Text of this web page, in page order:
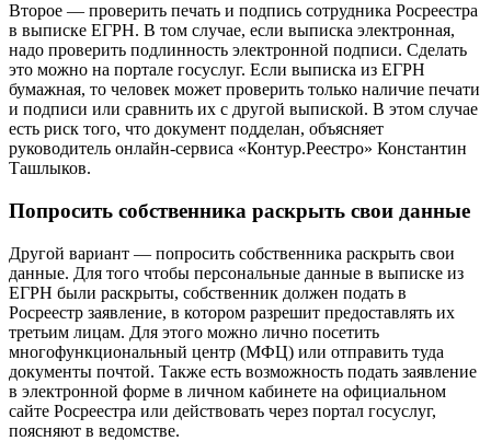
Второе — проверить печать и подпись сотрудника Росреестра
в выписке ЕГРН. В том случае, если выписка электронная,
надо проверить подлинность электронной подписи. Сделать
это можно на портале госуслуг. Если выписка из ЕГРН
бумажная, то человек может проверить только наличие печати
и подписи или сравнить их с другой выпиской. В этом случае
есть риск того, что документ подделан, объясняет
руководитель онлайн-сервиса «Контур.Реестро» Константин
Ташлыков.
Попросить собственника раскрыть свои данные
Другой вариант — попросить собственника раскрыть свои
данные. Для того чтобы персональные данные в выписке из
ЕГРН были раскрыты, собственник должен подать в
Росреестр заявление, в котором разрешит предоставлять их
третьим лицам. Для этого можно лично посетить
многофункциональный центр (МФЦ) или отправить туда
документы почтой. Также есть возможность подать заявление
в электронной форме в личном кабинете на официальном
сайте Росреестра или действовать через портал госуслуг,
поясняют в ведомстве.